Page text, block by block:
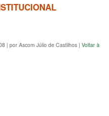
| por Ascom Júlio de Castilhos | Voltar à